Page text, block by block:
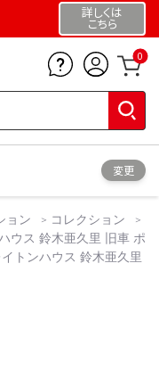
詳しくは
こちら
0
変更
ョン
コレクション
ウス 鈴木亜久里 旧車 ポ
トンハウス 鈴木亜久里